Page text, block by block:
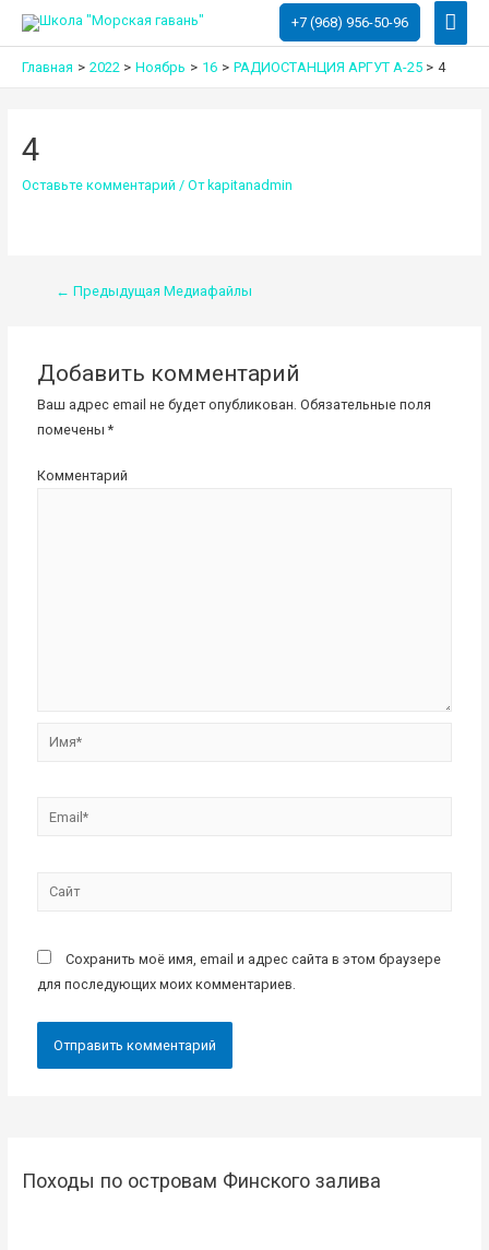
+7 (968) 956-50-96
Главная 2022 Ноябрь 16 РАДИОСТАНЦИЯ АРГУТ А-25 4
4
Оставьте комментарий / От kapitanadmin
Навигация
записям
← Предыдущая Медиафайлы
Добавить комментарий
Ваш адрес email не будет опубликован. Обязательные поля
помечены*
Комментарий
Имя*
Email*
Сайт
Сохранить моё имя, email и адрес сайта в этом браузере
для последующих моих комментариев.
Походы по островам Финского залива